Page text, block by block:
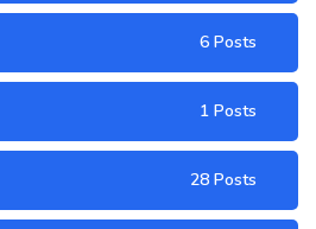
6 Posts
1 Posts
28 Posts